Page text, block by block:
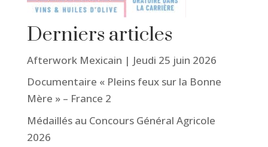
Derniers articles
Afterwork Mexicain | Jeudi 25 juin 2026
Documentaire « Pleins feux sur la Bonne
Mère » – France 2
Médaillés au Concours Général Agricole
2026